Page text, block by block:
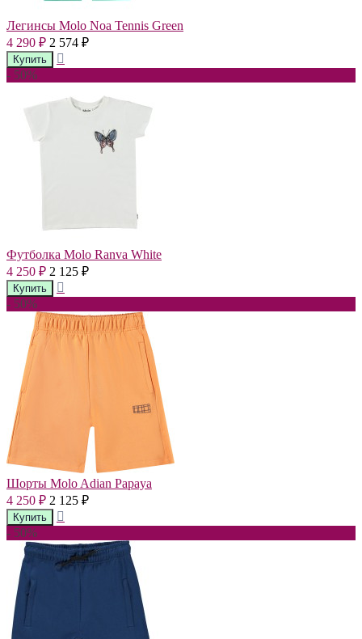
Легинсы Molo Noa Tennis Green
4 290 ₽ 2 574 ₽
- 50%
Футболка Molo Ranva White
4 250 ₽ 2 125 ₽
- 50%
Шорты Molo Adian Papaya
4 250 ₽ 2 125 ₽
- 50%